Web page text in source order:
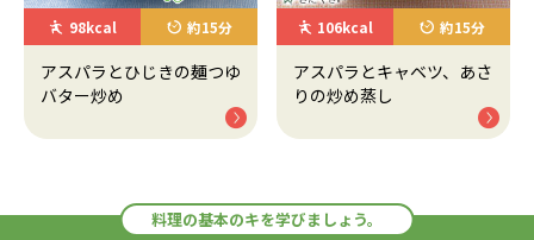
98kcal 約15分
アスパラとひじきの麺つゆ
バター炒め
106kcal 約15分
アスパラとキャベツ、あさ
りの炒め蒸し
料理の基本のキを学びましょう。